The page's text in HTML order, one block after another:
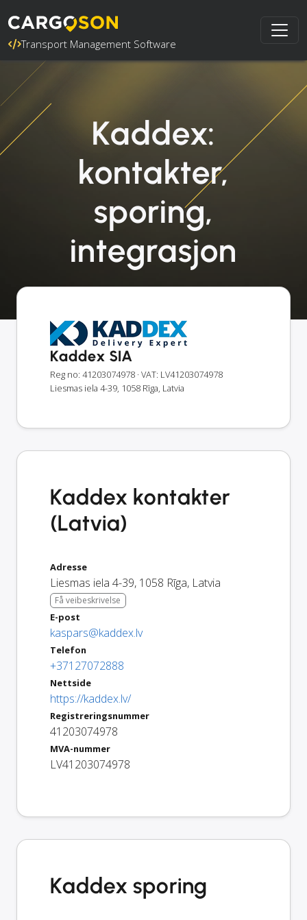
Transport Management Software
Kaddex:
kontakter,
sporing,
integrasjon
Kaddex SIA
Reg no: 41203074978 · VAT: LV41203074978
Liesmas iela 4-39, 1058 Rīga, Latvia
Kaddex kontakter
(Latvia)
Adresse
Liesmas iela 4-39, 1058 Rīga, Latvia
Få veibeskrivelse
E-post
kaspars@kaddex.lv
Telefon
+37127072888
Nettside
https://kaddex.lv/
Registreringsnummer
41203074978
MVA-nummer
LV41203074978
Kaddex sporing